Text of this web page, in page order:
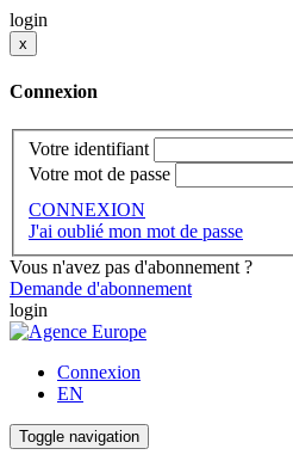
login
x
Connexion
Votre identifiant
Votre mot de passe
CONNEXION
J'ai oublié mon mot de passe
Vous n'avez pas d'abonnement ?
Demande d'abonnement
login
Connexion
EN
Toggle navigation